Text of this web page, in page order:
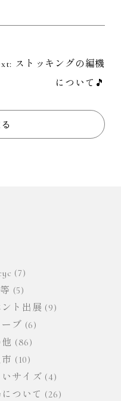
ストッキングの編機
について🎵
(7)
(5)
ント出展 (9)
ーブ (6)
(86)
(10)
いサイズ (4)
ついて (26)